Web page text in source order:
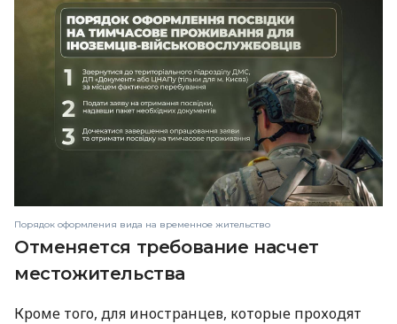
Порядок оформления вида на временное жительство
Отменяется требование насчет
местожительства
Кроме того, для иностранцев, которые проходят